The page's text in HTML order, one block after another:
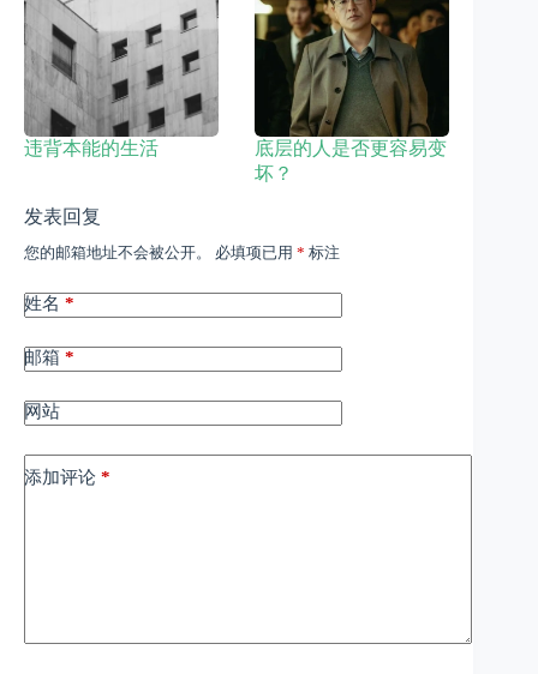
违背本能的生活
底层的人是否更容易变
坏？
发表回复
您的邮箱地址不会被公开。 必填项已用 * 标注
姓名 *
邮箱 *
网站
添加评论 *